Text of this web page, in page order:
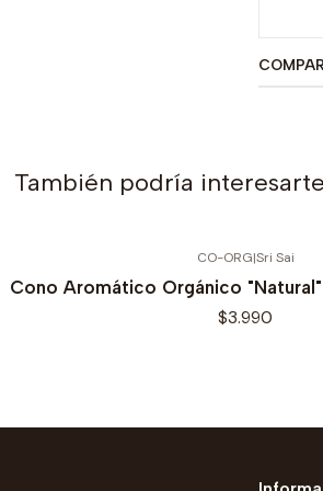
También podría
CO-ORG|Sri Sai
Cono Aromático Orgánico
$3.990